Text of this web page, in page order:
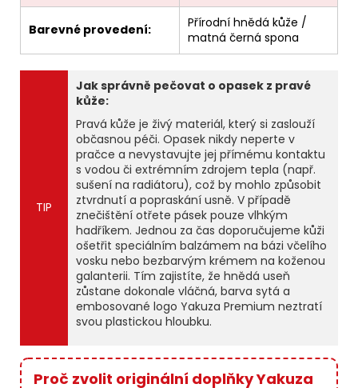
Barevné provedení:
Přírodní hnědá kůže /
matná černá spona
TIP
Jak správně pečovat o opasek z pravé
kůže:
Pravá kůže je živý materiál, který si zaslouží
občasnou péči. Opasek nikdy neperte v
pračce a nevystavujte jej přímému kontaktu
s vodou či extrémním zdrojem tepla (např.
sušení na radiátoru), což by mohlo způsobit
ztvrdnutí a popraskání usně. V případě
znečištění otřete pásek pouze vlhkým
hadříkem. Jednou za čas doporučujeme kůži
ošetřit speciálním balzámem na bázi včelího
vosku nebo bezbarvým krémem na koženou
galanterii. Tím zajistíte, že hnědá useň
zůstane dokonale vláčná, barva sytá a
embosované logo Yakuza Premium neztratí
svou plastickou hloubku.
Proč zvolit originální doplňky Yakuza